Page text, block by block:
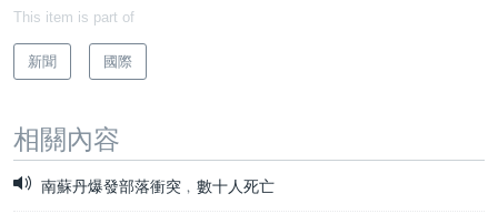
This item is part of
新聞 國際
相關內容
南蘇丹爆發部落衝突﹐數十人死亡